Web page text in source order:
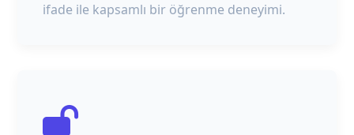
ifade ile kapsamlı bir öğrenme deneyimi.